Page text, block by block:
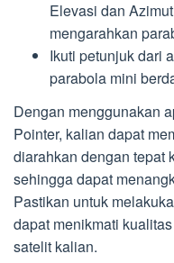
Elevasi dan
mengarahkan
Ikuti petunjuk dari
parabola mini
Dengan menggunakan
Pointer, kalian dapat
diarahkan dengan tepat
sehingga dapat
Pastikan untuk
dapat menikmati
satelit kalian.